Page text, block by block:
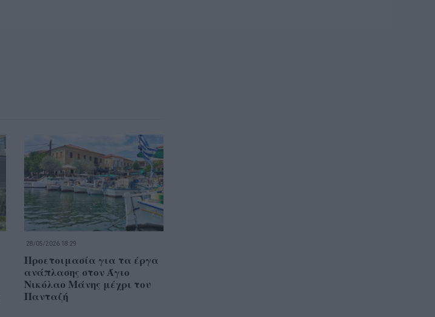
28/05/2026 18:29
Προετοιμασία για τα έργα
ανάπλασης στον Άγιο
Νικόλαο Μάνης μέχρι του
Πανταζή